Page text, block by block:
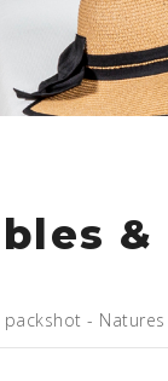
packshot -